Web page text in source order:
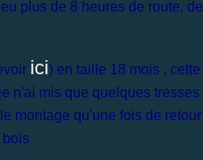
plus de 8 heures de route, de
ici) en taille 18 mois , cette
n'ai mis que quelques tresses
montage qu'une fois de retour